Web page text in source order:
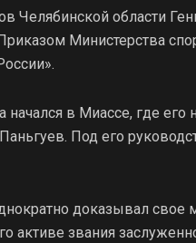
Челябинской области
Министерства
в Миассе, где его
Под его
доказывал свое
активе звания